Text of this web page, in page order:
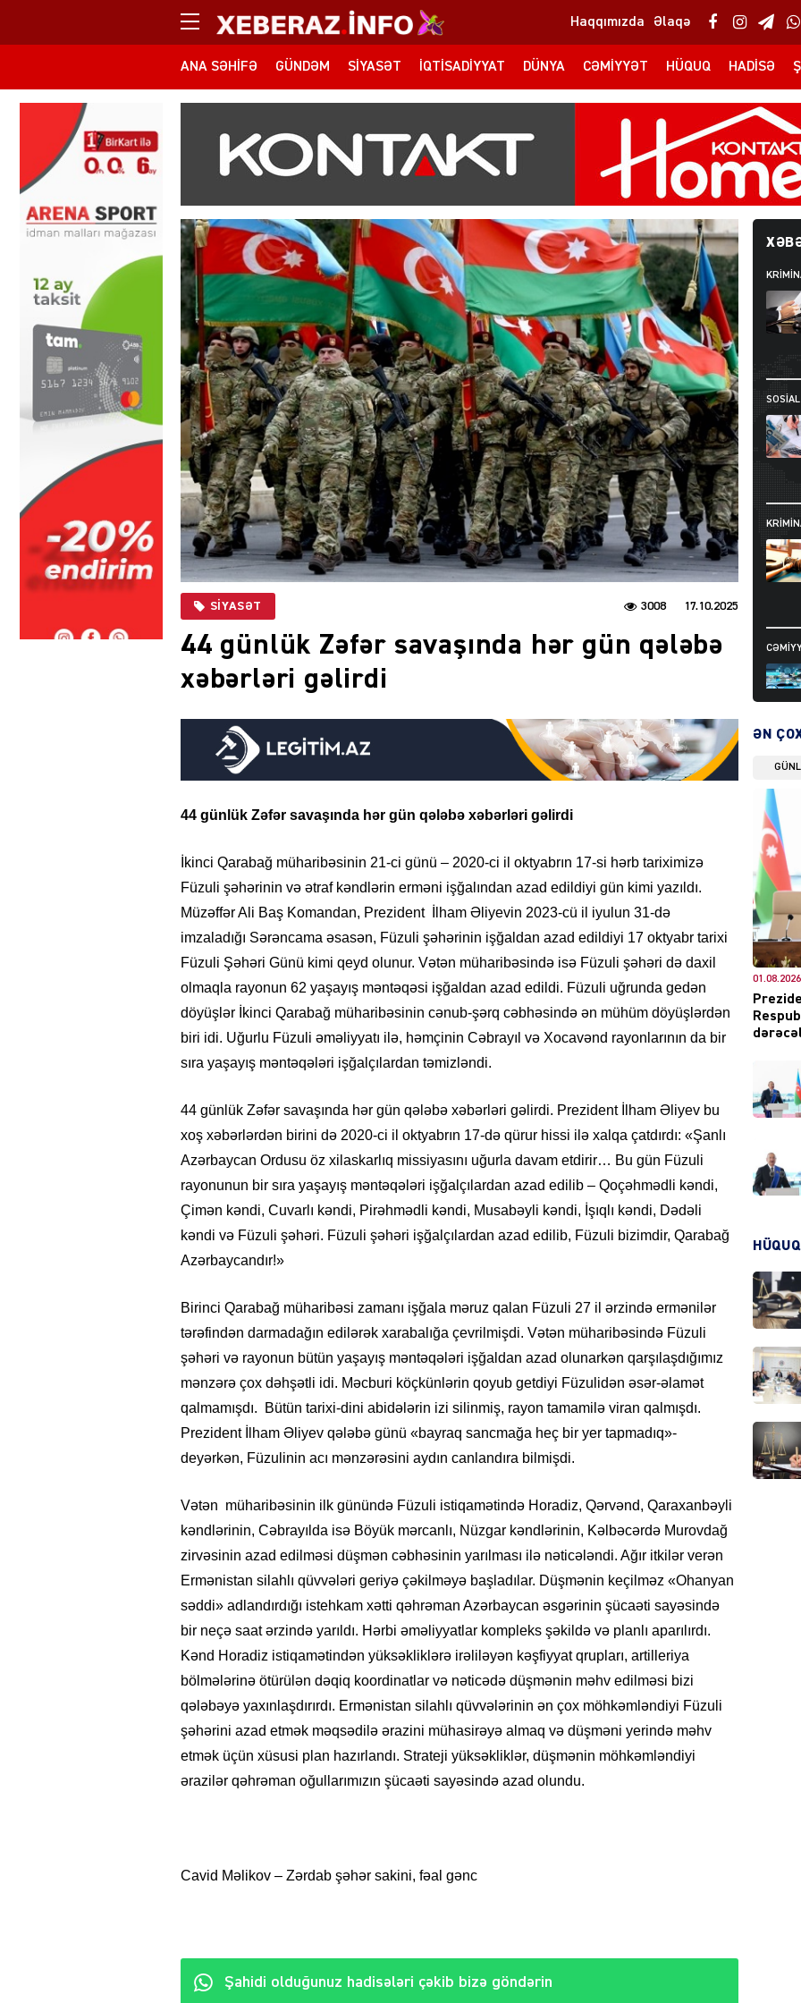
Haqqımızda Əlaqə
ANA SƏHIFƏ GÜNDƏM SIYASƏT İQTISADIYYAT DÜNYA CƏMIYYƏT HÜQUQ HADISƏ
SIYASƏT 17.10.2025
3008
44 günlük Zəfər savaşında hər gün qələbə
xəbərləri gəlirdi
44 günlük Zəfər savaşında hər gün qələbə xəbərləri gəlirdi
İkinci Qarabağ müharibəsinin 21-ci günü – 2020-ci il oktyabrın 17-si hərb tariximizə
Füzuli şəhərinin və ətraf kəndlərin erməni işğalından azad edildiyi gün kimi yazıldı.
Müzəffər Ali Baş Komandan, Prezident İlham Əliyevin 2023-cü il iyulun 31-də
imzaladığı Sərəncama əsasən, Füzuli şəhərinin işğaldan azad edildiyi 17 oktyabr tarixi
Füzuli Şəhəri Günü kimi qeyd olunur. Vətən müharibəsində isə Füzuli şəhəri də daxil
olmaqla rayonun 62 yaşayış məntəqəsi işğaldan azad edildi. Füzuli uğrunda gedən
döyüşlər İkinci Qarabağ müharibəsinin cənub-şərq cəbhəsində ən mühüm döyüşlərdən
biri idi. Uğurlu Füzuli əməliyyatı ilə, həmçinin Cəbrayıl və Xocavənd rayonlarının da bir
sıra yaşayış məntəqələri işğalçılardan təmizləndi.
44 günlük Zəfər savaşında hər gün qələbə xəbərləri gəlirdi. Prezident İlham Əliyev bu
xoş xəbərlərdən birini də 2020-ci il oktyabrın 17-də qürur hissi ilə xalqa çatdırdı: «Şanlı
Azərbaycan Ordusu öz xilaskarlıq missiyasını uğurla davam etdirir… Bu gün Füzuli
rayonunun bir sıra yaşayış məntəqələri işğalçılardan azad edilib – Qoçəhmədli kəndi,
Çimən kəndi, Cuvarlı kəndi, Pirəhmədli kəndi, Musabəyli kəndi, İşıqlı kəndi, Dədəli
kəndi və Füzuli şəhəri. Füzuli şəhəri işğalçılardan azad edilib, Füzuli bizimdir, Qarabağ
Azərbaycandır!»
Birinci Qarabağ müharibəsi zamanı işğala məruz qalan Füzuli 27 il ərzində ermənilər
tərəfindən darmadağın edilərək xarabalığa çevrilmişdi. Vətən müharibəsində Füzuli
şəhəri və rayonun bütün yaşayış məntəqələri işğaldan azad olunarkən qarşılaşdığımız
mənzərə çox dəhşətli idi. Məcburi köçkünlərin qoyub getdiyi Füzulidən əsər-əlamət
qalmamışdı. Bütün tarixi-dini abidələrin izi silinmiş, rayon tamamilə viran qalmışdı.
Prezident İlham Əliyev qələbə günü «bayraq sancmağa heç bir yer tapmadıq»-
deyərkən, Füzulinin acı mənzərəsini aydın canlandıra bilmişdi.
Vətən müharibəsinin ilk günündə Füzuli istiqamətində Horadiz, Qərvənd, Qaraxanbəyli
kəndlərinin, Cəbrayılda isə Böyük mərcanlı, Nüzgar kəndlərinin, Kəlbəcərdə Murovdağ
zirvəsinin azad edilməsi düşmən cəbhəsinin yarılması ilə nəticələndi. Ağır itkilər verən
Ermənistan silahlı qüvvələri geriyə çəkilməyə başladılar. Düşmənin keçilməz «Ohanyan
səddi» adlandırdığı istehkam xətti qəhrəman Azərbaycan əsgərinin şücaəti sayəsində
bir neçə saat ərzində yarıldı. Hərbi əməliyyatlar kompleks şəkildə və planlı aparılırdı.
Kənd Horadiz istiqamətindən yüksəkliklərə irəliləyən kəşfiyyat qrupları, artilleriya
bölmələrinə ötürülən dəqiq koordinatlar və nəticədə düşmənin məhv edilməsi bizi
qələbəyə yaxınlaşdırırdı. Ermənistan silahlı qüvvələrinin ən çox möhkəmləndiyi Füzuli
şəhərini azad etmək məqsədilə ərazini mühasirəyə almaq və düşməni yerində məhv
etmək üçün xüsusi plan hazırlandı. Strateji yüksəkliklər, düşmənin möhkəmləndiyi
ərazilər qəhrəman oğullarımızın şücaəti sayəsində azad olundu.
Cavid Məlikov – Zərdab şəhər sakini, fəal gənc
Şahidi olduğunuz hadisələri çəkib bizə göndərin
SOSIAL
DÜNYA
ŞOU-
ƏN
01.08.2026
HÜQUQ